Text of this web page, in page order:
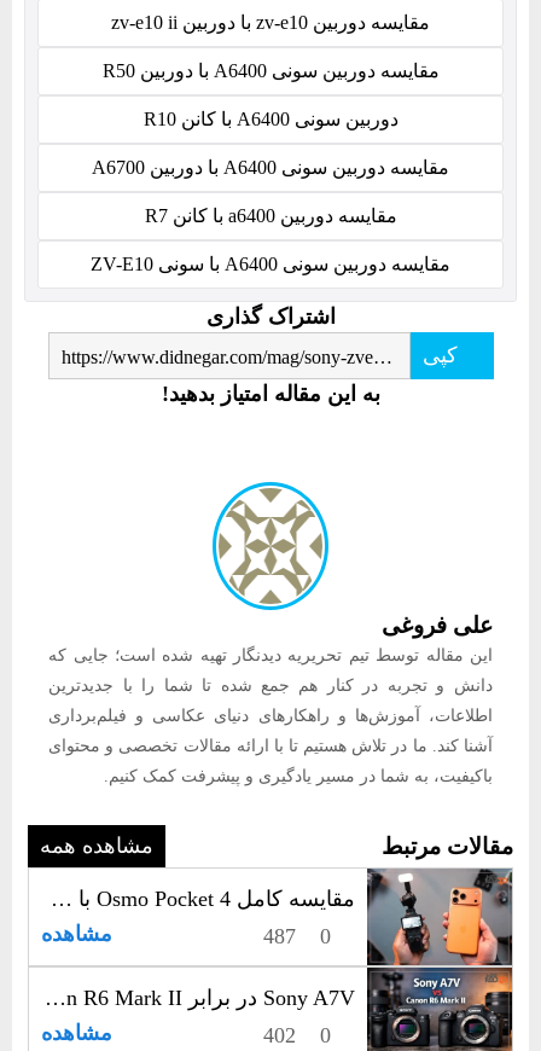
مقایسه دوربین zv-e10 با دوربین zv-e10 ii
مقایسه دوربین سونی A6400 با دوربین R50
دوربین سونی A6400 با کانن R10
مقایسه دوربین سونی A6400 با دوربین A6700
مقایسه دوربین a6400 با کانن R7
مقایسه دوربین سونی A6400 با سونی ZV-E10
اشتراک گذاری
کپی
https://www.didnegar.com/mag/sony-zve10ii-versus-sony-a6400/
به این مقاله امتیاز بدهید!
علی فروغی
این مقاله توسط تیم تحریریه دیدنگار تهیه شده است؛ جایی که
دانش و تجربه در کنار هم جمع شده تا شما را با جدیدترین
اطلاعات، آموزش‌ها و راهکارهای دنیای عکاسی و فیلم‌برداری
آشنا کند. ما در تلاش هستیم تا با ارائه مقالات تخصصی و محتوای
باکیفیت، به شما در مسیر یادگیری و پیشرفت کمک کنیم.
مقالات مرتبط مشاهده همه
مقایسه کامل Osmo Pocket 4 با iPhone 17 Pro Max برای ولاگ و فیلم‌برداری
0
487 مشاهده
Sony A7V در برابر Canon R6 Mark II؛ رقابت جدی فول‌فریم‌های حرفه‌ای
0
402 مشاهده